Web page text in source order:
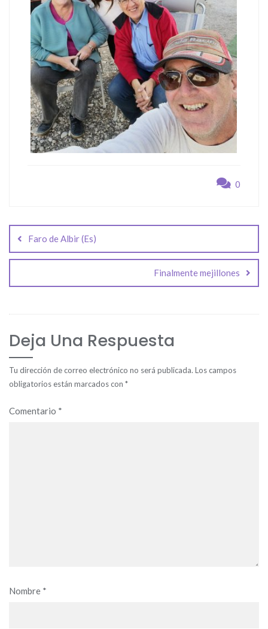
0
de
entradas
Faro de Albir (Es)
Finalmente mejillones
Deja Una Respuesta
Tu dirección de correo electrónico no será publicada. Los campos
obligatorios están marcados con *
Comentario *
Nombre *